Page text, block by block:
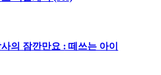
의 잠깐만요 : 떼쓰는 아이